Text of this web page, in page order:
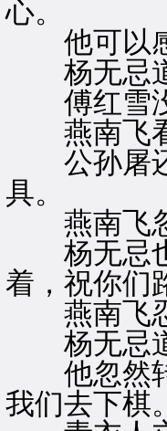
心。
他可以感
杨无忌道
傅红雪没
燕南飞看
公孙屠还
具。
燕南飞忽
杨无忌也
着，祝你们
燕南飞忍
杨无忌道
他忽然转
我们去下棋